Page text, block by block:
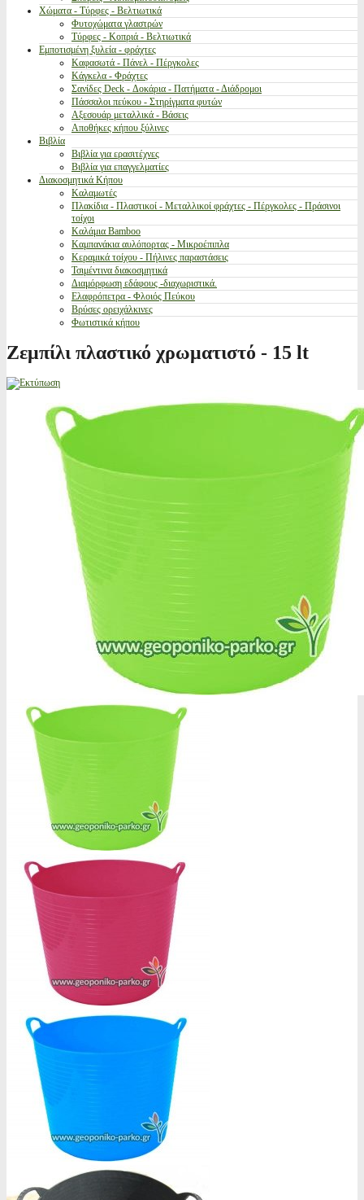
Χώματα - Τύρφες - Βελτιωτικά
Φυτοχώματα γλαστρών
Τύρφες - Κοπριά - Βελτιωτικά
Εμποτισμένη ξυλεία - φράχτες
Καφασωτά - Πάνελ - Πέργκολες
Κάγκελα - Φράχτες
Σανίδες Deck - Δοκάρια - Πατήματα - Διάδρομοι
Πάσσαλοι πεύκου - Στηρίγματα φυτών
Αξεσουάρ μεταλλικά - Βάσεις
Αποθήκες κήπου ξύλινες
Βιβλία
Βιβλία για ερασιτέχνες
Βιβλία για επαγγελματίες
Διακοσμητικά Κήπου
Καλαμωτές
Πλακίδια - Πλαστικοί - Μεταλλικοί φράχτες - Πέργκολες - Πράσινοι
τοίχοι
Καλάμια Bamboo
Καμπανάκια αυλόπορτας - Μικροέπιπλα
Κεραμικά τοίχου - Πήλινες παραστάσεις
Τσιμέντινα διακοσμητικά
Διαμόρφωση εδάφους -διαχωριστικά.
Ελαφρόπετρα - Φλοιός Πεύκου
Βρύσες ορειχάλκινες
Φωτιστικά κήπου
Ζεμπίλι πλαστικό χρωματιστό - 15 lt